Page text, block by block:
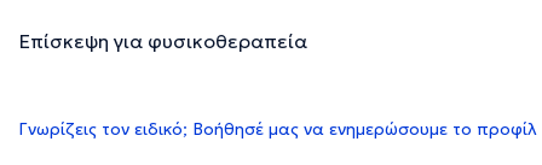
Επίσκεψη για φυσικοθεραπεία
Γνωρίζεις τον ειδικό; Βοήθησέ μας να ενημερώσουμε το προφίλ